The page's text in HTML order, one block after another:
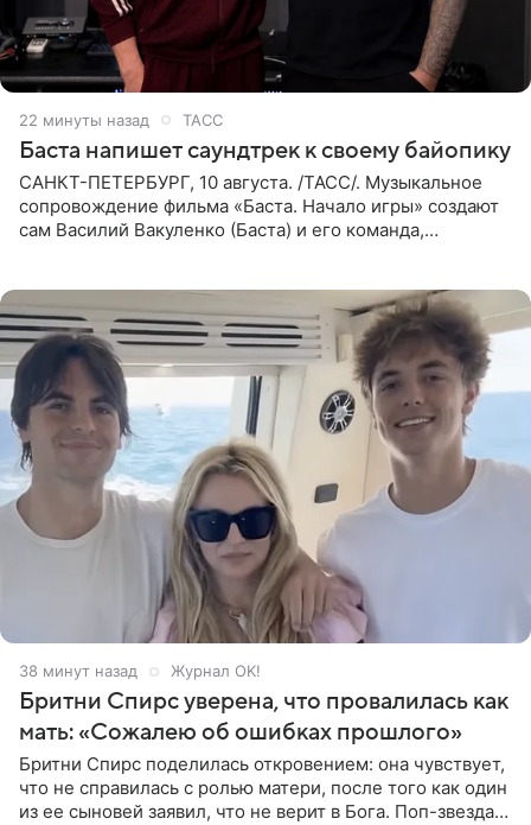
22 минуты назад ТАСС
Баста напишет саундтрек к своему байопику
САНКТ-ПЕТЕРБУРГ, 10 августа. /ТАСС/. Музыкальное
сопровождение фильма «Баста. Начало игры» создают
сам Василий Вакуленко (Баста) и его команда,
38 минут назад Журнал OK!
Бритни Спирс уверена, что провалилась как
мать: «Сожалею об ошибках прошлого»
Бритни Спирс поделилась откровением: она чувствует,
что не справилась с ролью матери, после того как один
из ее сыновей заявил, что не верит в Бога. Поп-звезда